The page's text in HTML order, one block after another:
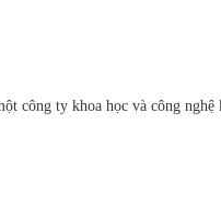
công ty khoa học và công